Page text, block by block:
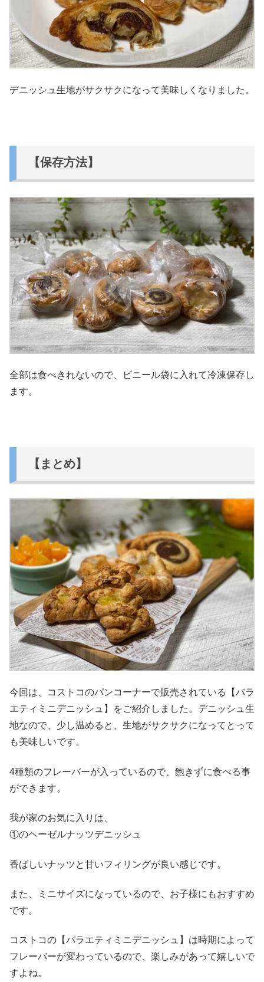
デニッシュ生地がサクサクになって美味しくなりました。
【保存方法】
全部は食べきれないので、ビニール袋に入れて冷凍保存し
ます。
【まとめ】
今回は、コストコのパンコーナーで販売されている【バラ
エティミニデニッシュ】をご紹介しました。デニッシュ生
地なので、少し温めると、生地がサクサクになってとって
も美味しいです。
4種類のフレーバーが入っているので、飽きずに食べる事
ができます。
我が家のお気に入りは、
①のヘーゼルナッツデニッシュ
香ばしいナッツと甘いフィリングが良い感じです。
また、ミニサイズになっているので、お子様にもおすすめ
です。
コストコの【バラエティミニデニッシュ】は時期によって
フレーバーが変わっているので、楽しみがあって嬉しいで
すよね。